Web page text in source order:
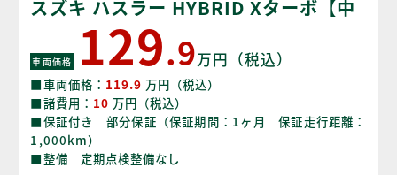
スズキ ハスラー HYBRID Xターボ【中
古車】
車両価格 129.9万円（税込）
■車両価格： 119.9 万円（税込）
■諸費用： 10 万円（税込）
■保証付き 部分保証（保証期間：1ヶ月 保証走行距離：
1,000km）
■整備 定期点検整備なし